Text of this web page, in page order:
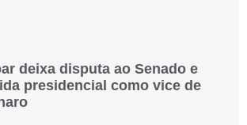
deixa disputa ao Senado e
presidencial como vice de